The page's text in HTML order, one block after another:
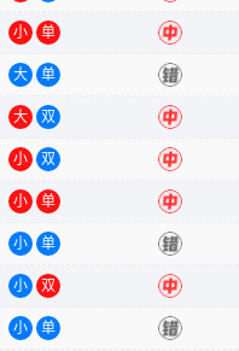
小 单 中
大 单 错
大 双 中
小 双 中
小 单 中
小 单 错
小 双 中
小 单 错